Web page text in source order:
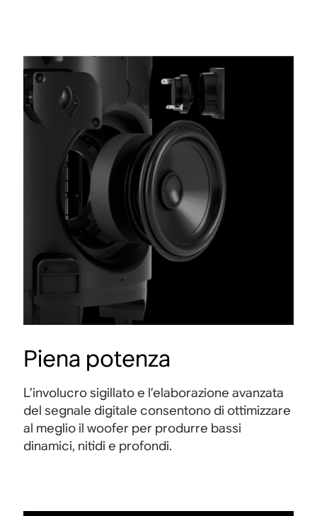
Piena potenza
L’involucro sigillato e l’elaborazione avanzata
del segnale digitale consentono di ottimizzare
al meglio il woofer per produrre bassi
dinamici, nitidi e profondi.